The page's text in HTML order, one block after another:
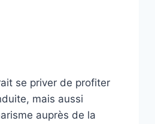
se priver de profiter
mais aussi
auprès de la